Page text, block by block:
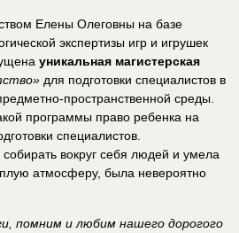
Елены Олеговны на базе
экспертизы игр и игрушек
уникальная магистерская
для подготовки специалистов в
пространственной среды.
программы право ребенка на
специалистов.
вокруг себя людей и умела
атмосферу, была невероятно
помним и любим нашего дорогого